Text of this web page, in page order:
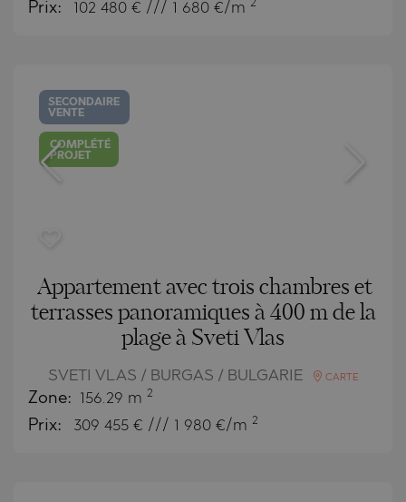
Prix: 102 480 € /// 1 680 €/m 2
SECONDAIRE
VENTE
COMPLÉTÉ
PROJET
Appartement avec trois chambres et
terrasses panoramiques à 400 m de la
plage à Sveti Vlas
SVETI VLAS / BURGAS / BULGARIE CARTE
Zone: 156.29 m 2
Prix: 309 455 € /// 1 980 €/m 2